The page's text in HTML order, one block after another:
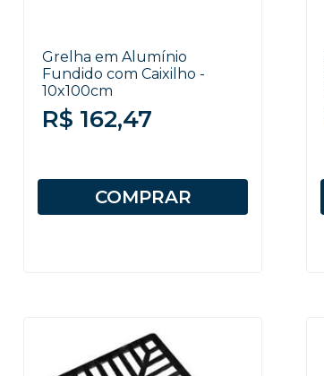
Grelha em Alumínio
Fundido com Caixilho -
10x100cm
R$ 162,47
COMPRAR